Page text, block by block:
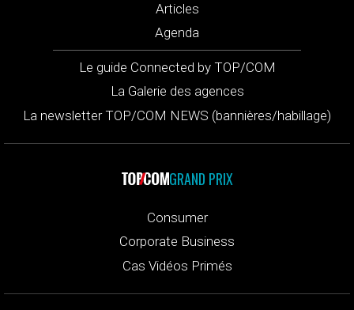
Articles
Agenda
Le guide Connected by TOP/COM
La Galerie des agences
La newsletter TOP/COM NEWS (bannières/habillage)
GRAND PRIX
Consumer
Corporate Business
Cas Vidéos Primés